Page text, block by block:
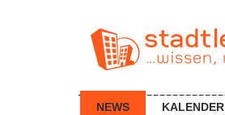
NEWS KALENDER